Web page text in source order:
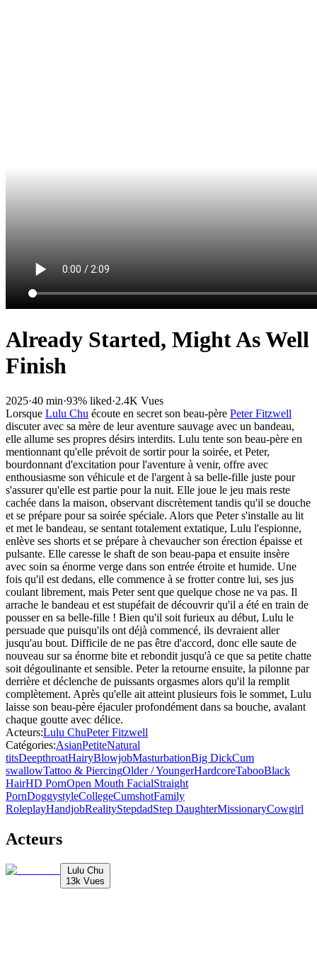
Already Started, Might As Well
Finish
2025·40 min·93% liked·2.4K Vues
Lorsque Lulu Chu écoute en secret son beau-père Peter Fitzwell
discuter avec sa mère de leur aventure sauvage avec un bandeau,
elle allume ses propres désirs interdits. Lulu tente son beau-père en
mentionnant qu'elle prévoit de sortir pour la soirée, et Peter,
bourdonnant d'excitation pour l'aventure à venir, offre avec
enthousiasme son véhicule et de l'argent à sa belle-fille juste pour
s'assurer qu'elle est partie pour la nuit. Elle joue le jeu mais reste
cachée dans la maison, observant discrètement tandis qu'il se douche
et se prépare pour sa soirée spéciale. Alors que Peter s'installe au lit
et met le bandeau, se sentant totalement extatique, Lulu l'espionne,
enlève ses shorts et se prépare à chevaucher son érection épaisse et
pulsante. Elle caresse le shaft de son beau-papa et ensuite insère
avec soin sa énorme verge dans son entrée étroite et humide. Une
fois qu'il est dedans, elle commence à se frotter contre lui, ses jus
coulant librement, mais Peter sent que quelque chose ne va pas. Il
arrache le bandeau et est stupéfait de découvrir qu'il a été en train de
pousser en sa belle-fille ! Bien qu'il soit furieux au début, Lulu le
persuade que puisqu'ils ont déjà commencé, ils devraient aller
jusqu'au bout. Difficile de ne pas être d'accord, donc elle saute de
nouveau sur sa énorme bite et rebondit jusqu'à ce que sa petite chatte
soit dégoulinante et sensible. Peter la retourne ensuite, la pilonne par
derrière et déclenche de puissants orgasmes alors qu'il la remplit
complètement. Après qu'elle ait atteint plusieurs fois le sommet, Lulu
laisse son beau-père éjaculer profondément dans sa bouche, avalant
chaque goutte avec délice.
Acteurs:Lulu ChuPeter Fitzwell
Catégories:AsianPetiteNatural
titsDeepthroatHairyBlowjobMasturbationBig DickCum
swallowTattoo & PiercingOlder / YoungerHardcoreTabooBlack
HairHD PornOpen Mouth FacialStraight
PornDoggystyleCollegeCumshotFamily
RoleplayHandjobRealityStepdadStep DaughterMissionaryCowgirl
Acteurs
Lulu Chu
13k Vues